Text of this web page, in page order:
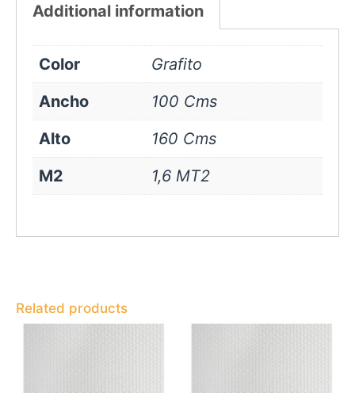
Additional information
Color
Grafito
Ancho
100 Cms
Alto
160 Cms
M2
1,6 MT2
Related products